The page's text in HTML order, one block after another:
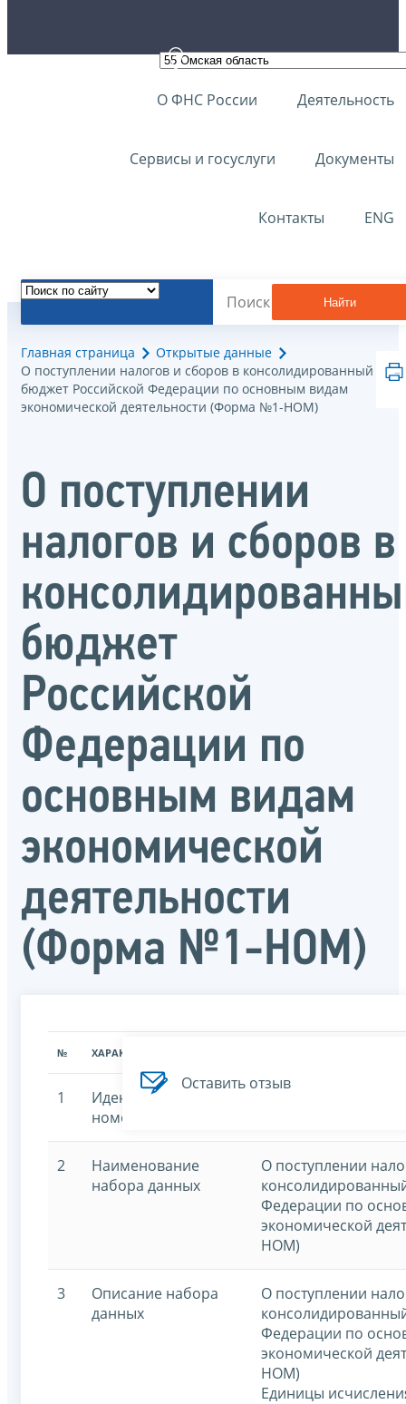
О ФНС России Деятельность
Сервисы и госуслуги Документы
Контакты ENG
Найти
Главная страница
Открытые данные
О поступлении налогов и сборов в консолидированный
бюджет Российской Федерации по основным видам
экономической деятельности (Форма №1-НОМ)
О поступлении
налогов и сборов в
бюджет
Российской
Федерации по
основным видам
экономической
деятельности
(Форма №1-НОМ)
№ ХАРАКТЕРИСТИКА
1
Идентификационный
номер
2
Наименование
набора данных
О поступлении
Федерации по
экономической
НОМ)
3
Описание набора
данных
О поступлении
Федерации по
экономической
НОМ)
Единицы
Оставить отзыв